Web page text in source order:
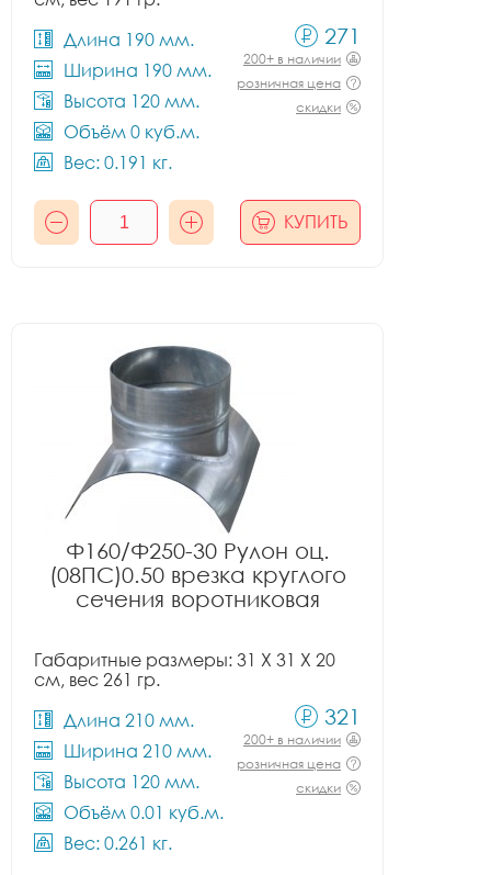
Длина 190 мм.
Ширина 190 мм.
Высота 120 мм.
Объём 0 куб.м.
Вес: 0.191 кг.
271
200+ в наличии
розничная цена
скидки
КУПИТЬ
Ф160/Ф250-30 Рулон оц.
(08ПС)0.50 врезка круглого
сечения воротниковая
Габаритные размеры: 31 X 31 X 20
см, вес 261 гр.
Длина 210 мм.
Ширина 210 мм.
Высота 120 мм.
Объём 0.01 куб.м.
Вес: 0.261 кг.
321
200+ в наличии
розничная цена
скидки